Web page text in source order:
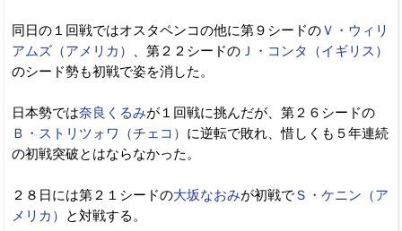
同日の１回戦ではオスタペンコの他に第９シードのＶ・ウィリ
アムズ（アメリカ）
、第２２シードの Ｊ・コンタ（イギリス）
のシード勢も初戦で姿を消した。
日本勢では奈良くるみが１回戦に挑んだが、第２６シードの
Ｂ・ストリツォワ（チェコ） に逆転で敗れ、惜しくも５年連続
の初戦突破とはならなかった。
２８日には第２１シードの大坂なおみが初戦でＳ・ケニン（ア
メリカ）
と対戦する。